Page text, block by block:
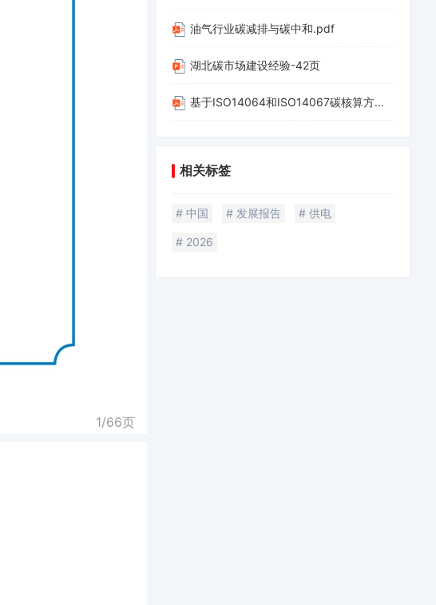
1/66页
油气行业碳减排与碳中和.pdf
湖北碳市场建设经验-42页
基于ISO14064和ISO14067碳核算方法应用-20220312-山西科城能源环境创新研究院-39页.pdf
相关标签
# 中国 # 发展报告 # 供电
# 2026